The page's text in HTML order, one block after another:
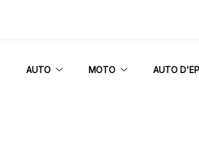
AUTO MOTO AUTO